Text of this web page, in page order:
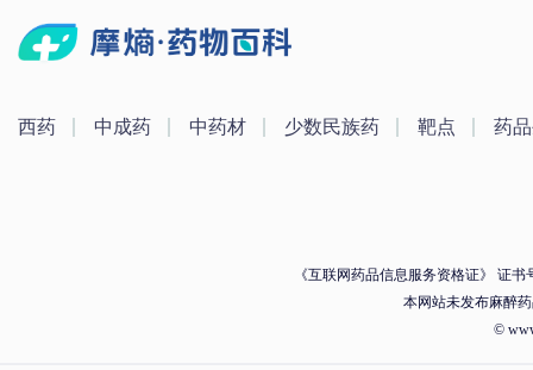
西药 中成药 中药材 少数民族药 靶点 药
《互联网药品信息服务资格证》 证书
本网站未发布麻醉
©